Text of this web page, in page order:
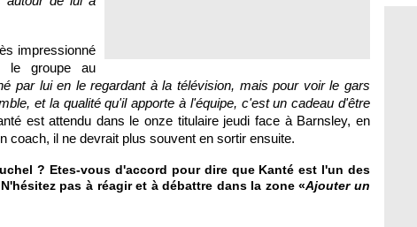
impressionné
le groupe au
par lui en le regardant à la télévision, mais pour voir le gars
et la qualité qu'il apporte à l'équipe, c'est un cadeau d'être
est attendu dans le onze titulaire jeudi face à Barnsley, en
coach, il ne devrait plus souvent en sortir ensuite.
? Etes-vous d'accord pour dire que Kanté est l'un des
pas à réagir et à débattre dans la zone «Ajouter un